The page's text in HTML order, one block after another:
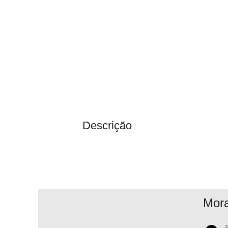
Descrição